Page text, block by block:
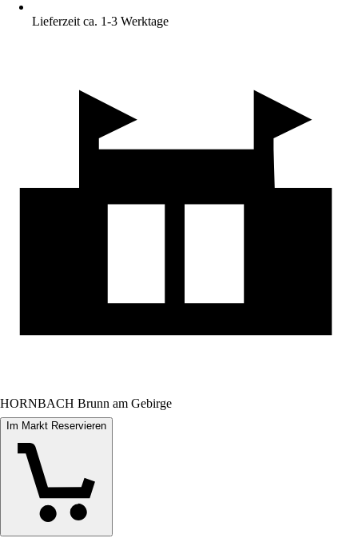
Lieferzeit ca. 1-3 Werktage
HORNBACH Brunn am Gebirge
Im Markt Reservieren